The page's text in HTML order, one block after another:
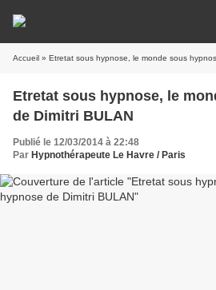
Accueil » Etretat sous hypnose, le monde sous
Etretat sous hypnose, le
de Dimitri BULAN
Publié le 12/03/2014 à 22:48
Par Hypnothérapeute Le Havre / Paris